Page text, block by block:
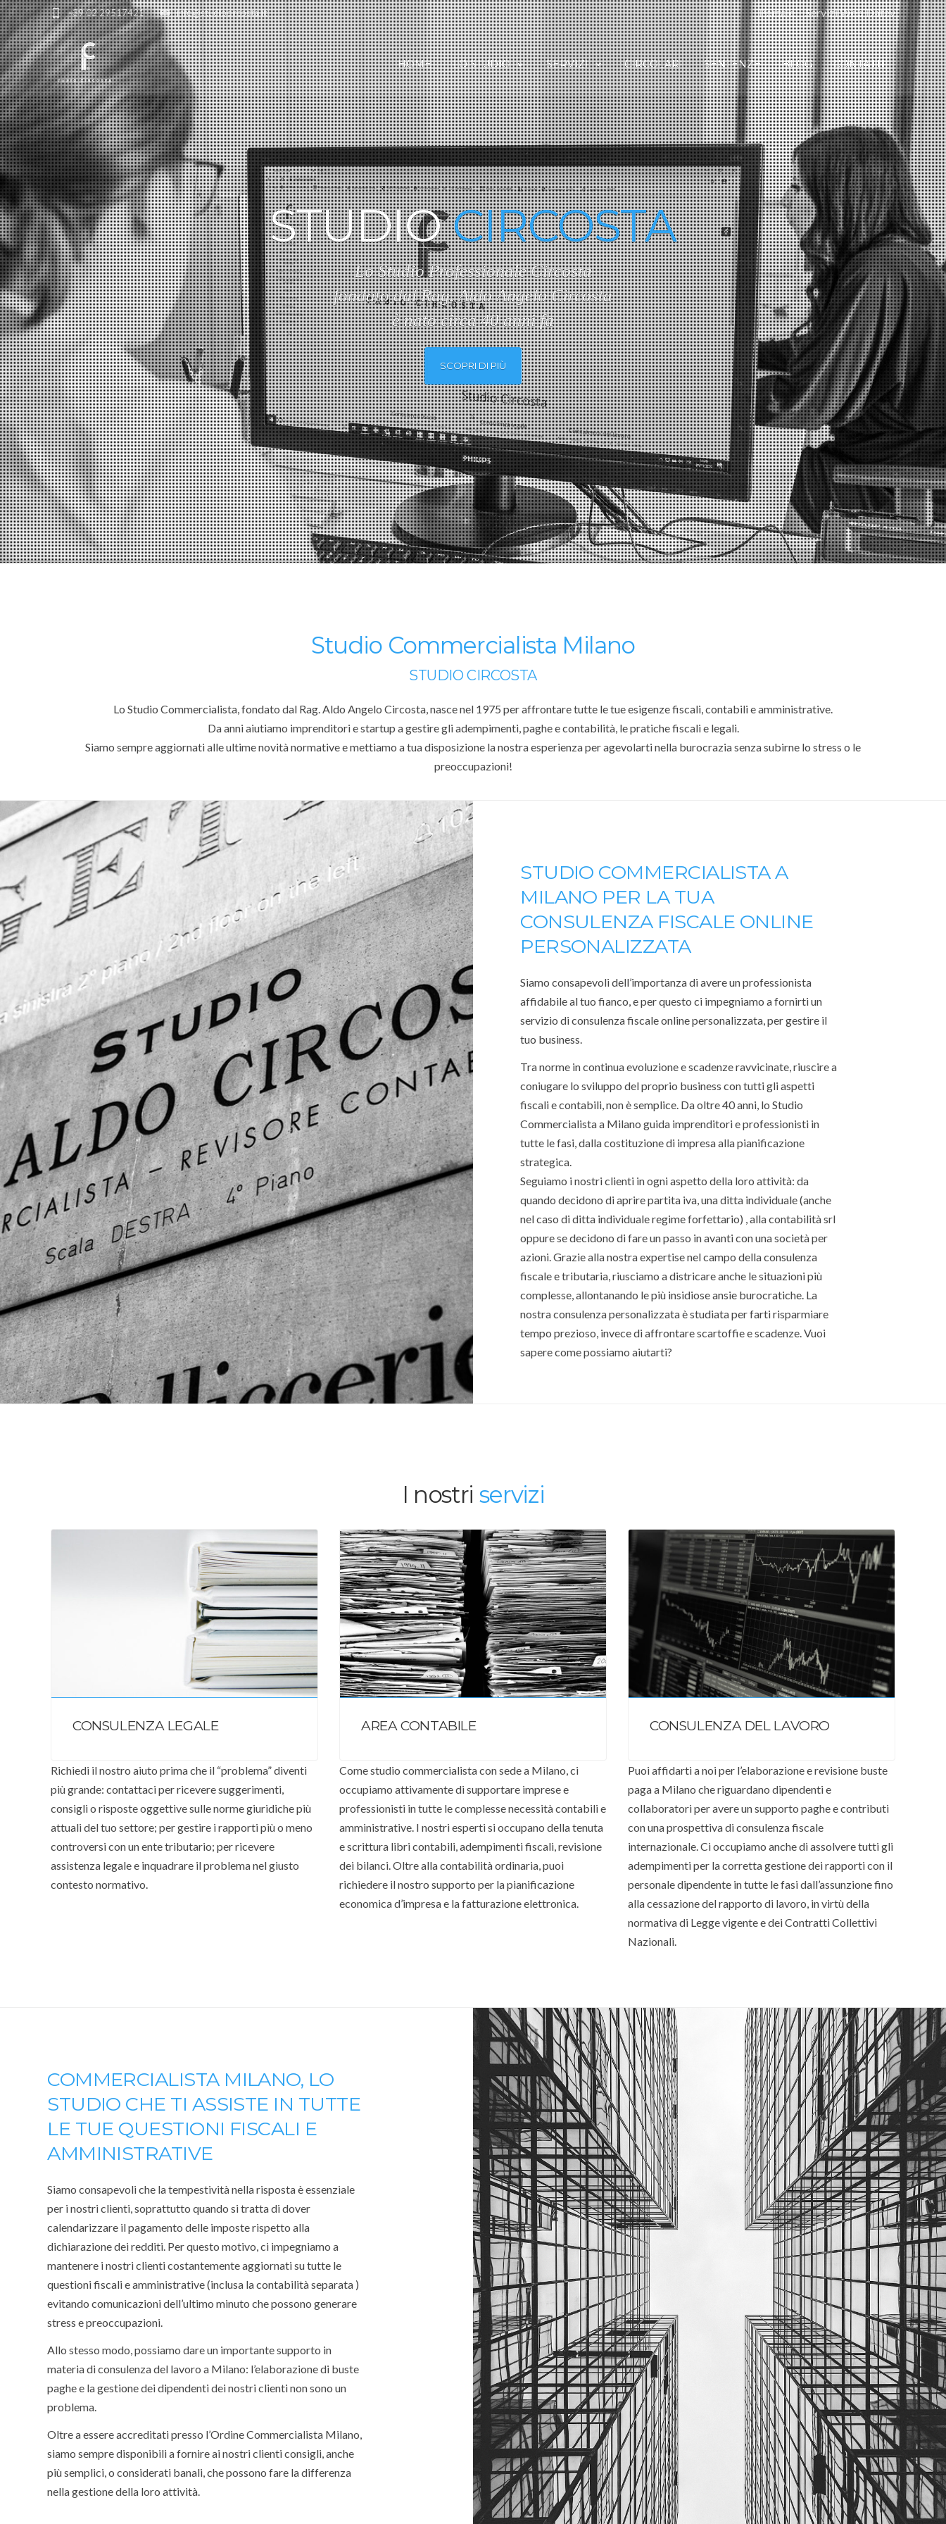
info@studiocircosta.it
+39 02 29517421 Portale Servizi Web Datev
HOME LO STUDIO SERVIZI CIRCOLARI SENTENZE BLOG CONTATTI
STUDIOCIRCOSTA
Lo Studio Professionale Circosta
fondato dal Rag. Aldo Angelo Circosta
è nato circa 40 anni fa
SCOPRI DI PIÙ
Studio Commercialista Milano
STUDIO CIRCOSTA
Lo Studio Commercialista, fondato dal Rag. Aldo Angelo Circosta, nasce nel 1975 per affrontare tutte le tue esigenze fiscali, contabili e amministrative.
Da anni aiutiamo imprenditori e startup a gestire gli adempimenti, paghe e contabilità, le pratiche fiscali e legali.
Siamo sempre aggiornati alle ultime novità normative e mettiamo a tua disposizione la nostra esperienza per agevolarti nella burocrazia senza subirne lo stress o le
preoccupazioni!
STUDIO COMMERCIALISTA A
MILANO PER LA TUA
CONSULENZA FISCALE ONLINE
PERSONALIZZATA
Siamo consapevoli dell’importanza di avere un professionista
affidabile al tuo fianco, e per questo ci impegniamo a fornirti un
servizio di consulenza fiscale online personalizzata, per gestire il
tuo business.
Tra norme in continua evoluzione e scadenze ravvicinate, riuscire a
coniugare lo sviluppo del proprio business con tutti gli aspetti
fiscali e contabili, non è semplice. Da oltre 40 anni, lo Studio
Commercialista a Milano guida imprenditori e professionisti in
tutte le fasi, dalla costituzione di impresa alla pianificazione
strategica.
Seguiamo i nostri clienti in ogni aspetto della loro attività: da
quando decidono di aprire partita iva, una ditta individuale (anche
nel caso di ditta individuale regime forfettario) , alla contabilità srl
oppure se decidono di fare un passo in avanti con una società per
azioni. Grazie alla nostra expertise nel campo della consulenza
fiscale e tributaria, riusciamo a districare anche le situazioni più
complesse, allontanando le più insidiose ansie burocratiche. La
nostra consulenza personalizzata è studiata per farti risparmiare
tempo prezioso, invece di affrontare scartoffie e scadenze. Vuoi
sapere come possiamo aiutarti?
I nostri servizi
CONSULENZA LEGALE
Richiedi il nostro aiuto prima che il “problema” diventi
più grande: contattaci per ricevere suggerimenti,
consigli o risposte oggettive sulle norme giuridiche più
attuali del tuo settore; per gestire i rapporti più o meno
controversi con un ente tributario; per ricevere
assistenza legale e inquadrare il problema nel giusto
contesto normativo.
AREA CONTABILE
Come studio commercialista con sede a Milano, ci
occupiamo attivamente di supportare imprese e
professionisti in tutte le complesse necessità contabili e
amministrative. I nostri esperti si occupano della tenuta
e scrittura libri contabili, adempimenti fiscali, revisione
dei bilanci. Oltre alla contabilità ordinaria, puoi
richiedere il nostro supporto per la pianificazione
economica d’impresa e la fatturazione elettronica.
CONSULENZA DEL LAVORO
Puoi affidarti a noi per l’elaborazione e revisione buste
paga a Milano che riguardano dipendenti e
collaboratori per avere un supporto paghe e contributi
con una prospettiva di consulenza fiscale
internazionale. Ci occupiamo anche di assolvere tutti gli
adempimenti per la corretta gestione dei rapporti con il
personale dipendente in tutte le fasi dall’assunzione fino
alla cessazione del rapporto di lavoro, in virtù della
normativa di Legge vigente e dei Contratti Collettivi
Nazionali.
COMMERCIALISTA MILANO, LO
STUDIO CHE TI ASSISTE IN TUTTE
LE TUE QUESTIONI FISCALI E
AMMINISTRATIVE
Siamo consapevoli che la tempestività nella risposta è essenziale
per i nostri clienti, soprattutto quando si tratta di dover
calendarizzare il pagamento delle imposte rispetto alla
dichiarazione dei redditi. Per questo motivo, ci impegniamo a
mantenere i nostri clienti costantemente aggiornati su tutte le
questioni fiscali e amministrative (inclusa la contabilità separata )
evitando comunicazioni dell’ultimo minuto che possono generare
stress e preoccupazioni.
Allo stesso modo, possiamo dare un importante supporto in
materia di consulenza del lavoro a Milano: l’elaborazione di buste
paghe e la gestione dei dipendenti dei nostri clienti non sono un
problema.
Oltre a essere accreditati presso l’Ordine Commercialista Milano,
siamo sempre disponibili a fornire ai nostri clienti consigli, anche
più semplici, o considerati banali, che possono fare la differenza
nella gestione della loro attività.